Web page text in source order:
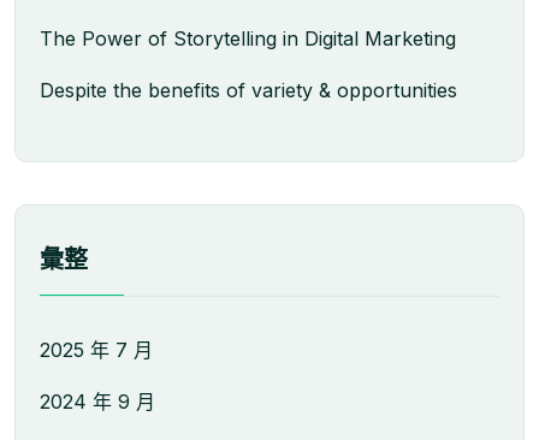
The Power of Storytelling in Digital Marketing
Despite the benefits of variety & opportunities
彙整
2025 年 7 月
2024 年 9 月